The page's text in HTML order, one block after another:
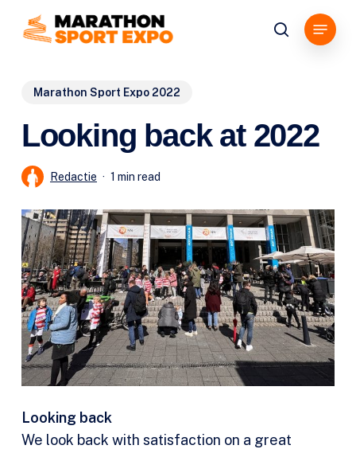
search
Menu
Marathon Sport Expo 2022
Looking back at 2022
Redactie 1 min read
Looking back
We look back with satisfaction on a great